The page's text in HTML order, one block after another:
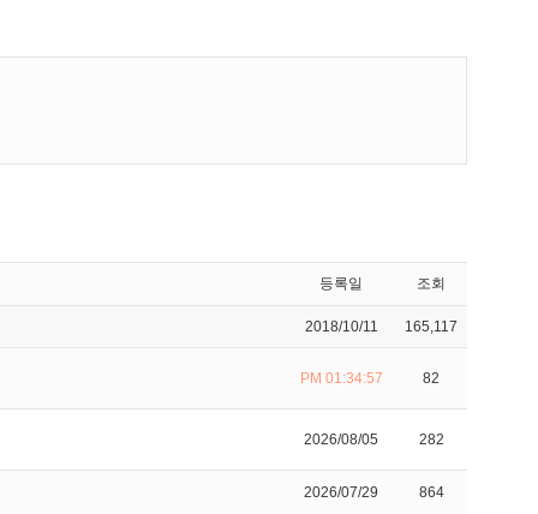
등록일 조회
2018/10/11 165,117
PM 01:34:57 82
2026/08/05 282
2026/07/29 864